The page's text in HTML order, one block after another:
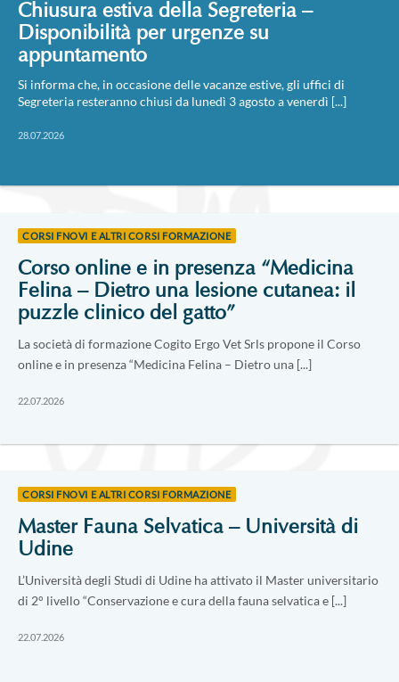
Chiusura estiva della Segreteria –
Disponibilità per urgenze su
appuntamento
Si informa che, in occasione delle vacanze estive, gli uffici di
Segreteria resteranno chiusi da lunedì 3 agosto a venerdì [...]
28.07.2026
CORSI FNOVI E ALTRI CORSI FORMAZIONE
Corso online e in presenza “Medicina
Felina – Dietro una lesione cutanea: il
puzzle clinico del gatto”
La società di formazione Cogito Ergo Vet Srls propone il Corso
online e in presenza “Medicina Felina – Dietro una [...]
22.07.2026
CORSI FNOVI E ALTRI CORSI FORMAZIONE
Master Fauna Selvatica – Università di
Udine
L’Università degli Studi di Udine ha attivato il Master universitario
di 2° livello “Conservazione e cura della fauna selvatica e [...]
22.07.2026